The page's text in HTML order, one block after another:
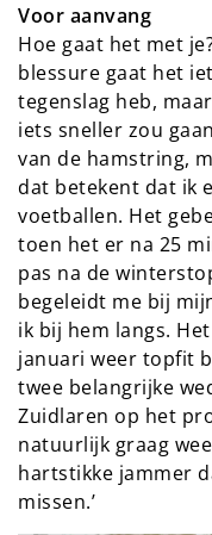
Voor aanvang
Hoe gaat het met
blessure gaat het
tegenslag heb,
iets sneller zou
van de hamstring,
dat betekent dat ik
voetballen. Het
toen het er na 25
pas na de
begeleidt me bij
ik bij hem langs.
januari weer topfit
twee belangrijke
Zuidlaren op het
natuurlijk graag
hartstikke jammer
missen.’